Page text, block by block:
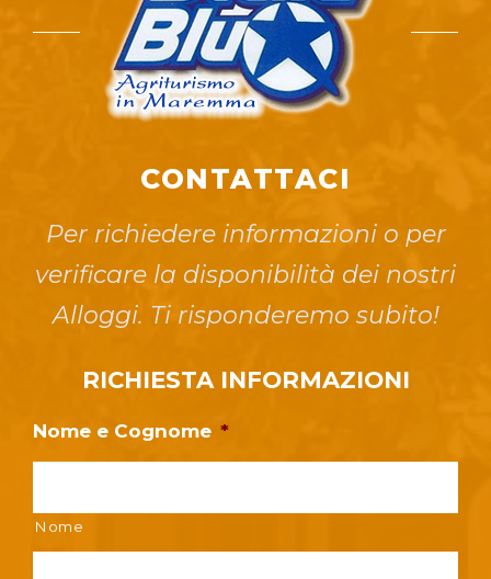
CONTATTACI
Per richiedere informazioni o per
verificare la disponibilità dei nostri
Alloggi. Ti risponderemo subito!
RICHIESTA INFORMAZIONI
Nome e Cognome *
Nome